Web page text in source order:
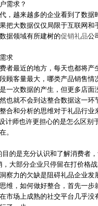
需求？
，越来越多的企业看到了数
把大数据仅仅局限于互联网
据领域有所建树的促销礼品公
求
者最近的地方，每天也都将
顾客量最大，哪类产品销售
一次数据的产生，但更多店
也就不会到达整合数据这一环
合和分析的思维对于礼品行
计师也许更担心的是怎么区
。
目的是充分认识和了解消费者
大部分企业只停留在打价格
察力的欠缺是阻碍礼品企业发
维，如何做好整合，首先一
市场上成熟的社交平台几乎